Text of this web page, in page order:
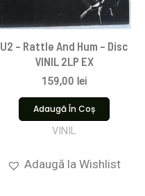
U2 – Rattle And Hum – Disc
VINIL 2LP EX
159,00 lei
Adaugă În Coș
VINIL
Adaugă la Wishlist